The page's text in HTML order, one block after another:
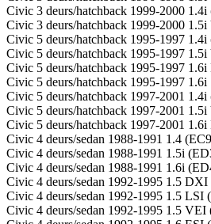
Civic 3 deurs/hatchback 1999-2000 1.4i
Civic 3 deurs/hatchback 1999-2000
Civic 5 deurs/hatchback 1995-1997
Civic 5 deurs/hatchback 1995-1997
Civic 5 deurs/hatchback 1995-1997
Civic 5 deurs/hatchback 1995-1997
Civic 5 deurs/hatchback 1997-2001
Civic 5 deurs/hatchback 1997-2001
Civic 5 deurs/hatchback 1997-2001
Civic 4 deurs/sedan 1988-1991 1.4
Civic 4 deurs/sedan 1988-1991 1.5i
Civic 4 deurs/sedan 1988-1991 1.6i
Civic 4 deurs/sedan 1992-1995 1.5
Civic 4 deurs/sedan 1992-1995 1.5 LSI
Civic 4 deurs/sedan 1992-1995 1.5 VEI